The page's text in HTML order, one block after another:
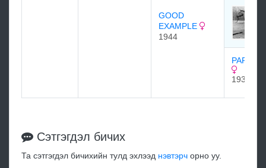
GOOD
EXAMPLE
1944
1933
Сэтгэгдэл бичих
Та сэтгэгдэл бичихийн тулд эхлээд нэвтэрч орно уу.